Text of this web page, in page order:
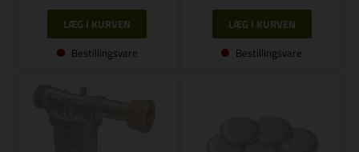
Bestillingsvare Bestillingsvare